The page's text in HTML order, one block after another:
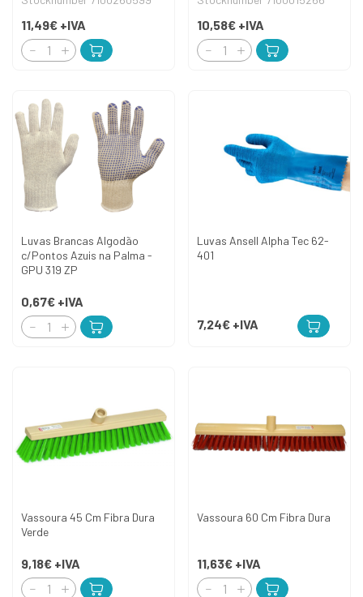
11,49€ +IVA 10,58€ +IVA
Luvas Brancas Algodão
c/Pontos Azuis na Palma -
GPU 319 ZP
0,67€ +IVA
Luvas Ansell Alpha Tec 62-
401
7,24€ +IVA
Vassoura 45 Cm Fibra Dura
Verde
9,18€ +IVA
Vassoura 60 Cm Fibra Dura
11,63€ +IVA